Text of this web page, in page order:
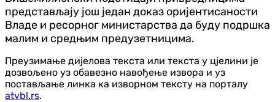
представљају још један доказ оријентисаности
Владе и ресорног министарства да буду подршка
малим и средњим предузетницима.
Преузимање дијелова текста или текста у цјелини је
дозвољено уз обавезно навођење извора и уз
постављање линка ка изворном тексту на порталу
atvbl.rs.